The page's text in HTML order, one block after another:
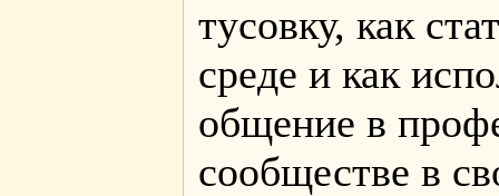
тусовку, как
среде и как
общение в
сообществе в